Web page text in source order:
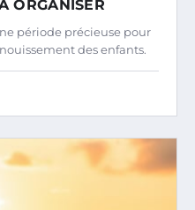
ORGANISER
période précieuse pour
des enfants.